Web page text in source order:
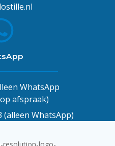
WhatsApp
afspraak)
(alleen WhatsApp)